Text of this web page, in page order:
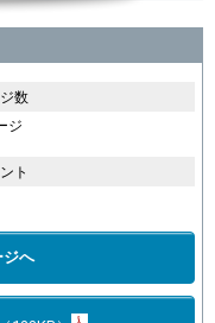
数
ジ
ト
へ